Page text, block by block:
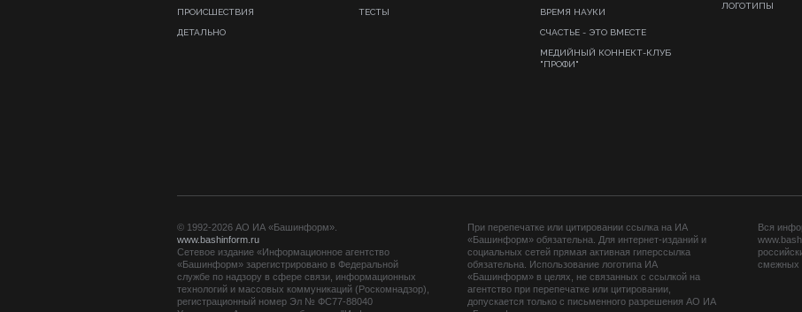
ПРОИСШЕСТВИЯ
ДЕТАЛЬНО
ТЕСТЫ ВРЕМЯ НАУКИ
СЧАСТЬЕ - ЭТО ВМЕСТЕ
МЕДИЙНЫЙ КОННЕКТ-КЛУБ
"ПРОФИ"
ЛОГОТИПЫ
© 1992-2026 АО ИА «Башинформ».
www.bashinform.ru
Сетевое издание «Информационное агентство
«Башинформ» зарегистрировано в Федеральной
службе по надзору в сфере связи, информационных
технологий и массовых коммуникаций (Роскомнадзор),
регистрационный номер Эл № ФС77-88040
При перепечатке или цитировании ссылка на ИА
«Башинформ» обязательна. Для интернет-изданий и
социальных сетей прямая активная гиперссылка
обязательна. Использование логотипа ИА
«Башинформ» в целях, не связанных с ссылкой на
агентство при перепечатке или цитировании,
допускается только с письменного разрешения АО ИА
Вся
смежных